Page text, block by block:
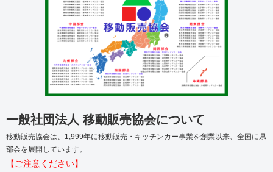
一般社団法人 移動販売協会について
移動販売協会は、1,999年に移動販売・キッチンカー事業を創業以来、全国に県
部会を展開しています。
【ご注意ください】